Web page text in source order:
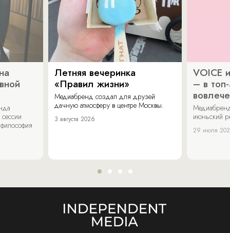
Летняя вечеринка
«Правил жизни»
Медиабренд создал для друзей
дачную атмосферу в центре Москвы.
3 августа 2026
VOICE
– в
июньский
29 июля